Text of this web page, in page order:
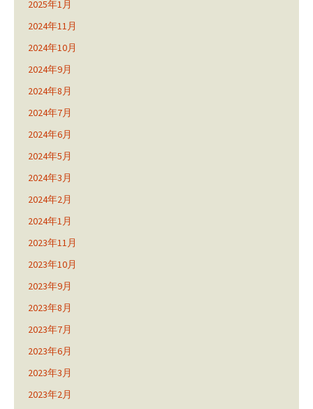
2025年1月
2024年11月
2024年10月
2024年9月
2024年8月
2024年7月
2024年6月
2024年5月
2024年3月
2024年2月
2024年1月
2023年11月
2023年10月
2023年9月
2023年8月
2023年7月
2023年6月
2023年3月
2023年2月